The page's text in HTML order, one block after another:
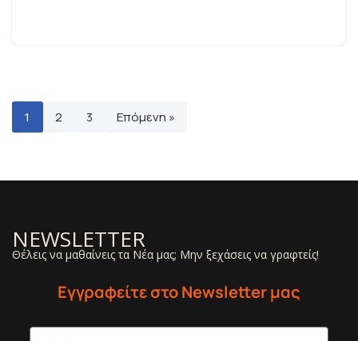
1 2 3 Επόμενη »
NEWSLETTER
Θέλεις να μαθαίνεις τα Νέα μας; Μην ξεχάσεις να γραφτείς!
Εγγραφείτε στο Newsletter μας